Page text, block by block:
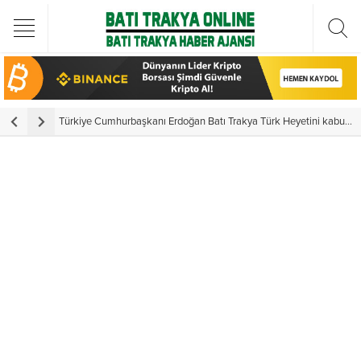
Türkiye Cumhurbaşkanı Erdoğan Batı Trakya Türk Heyetini kabul etti